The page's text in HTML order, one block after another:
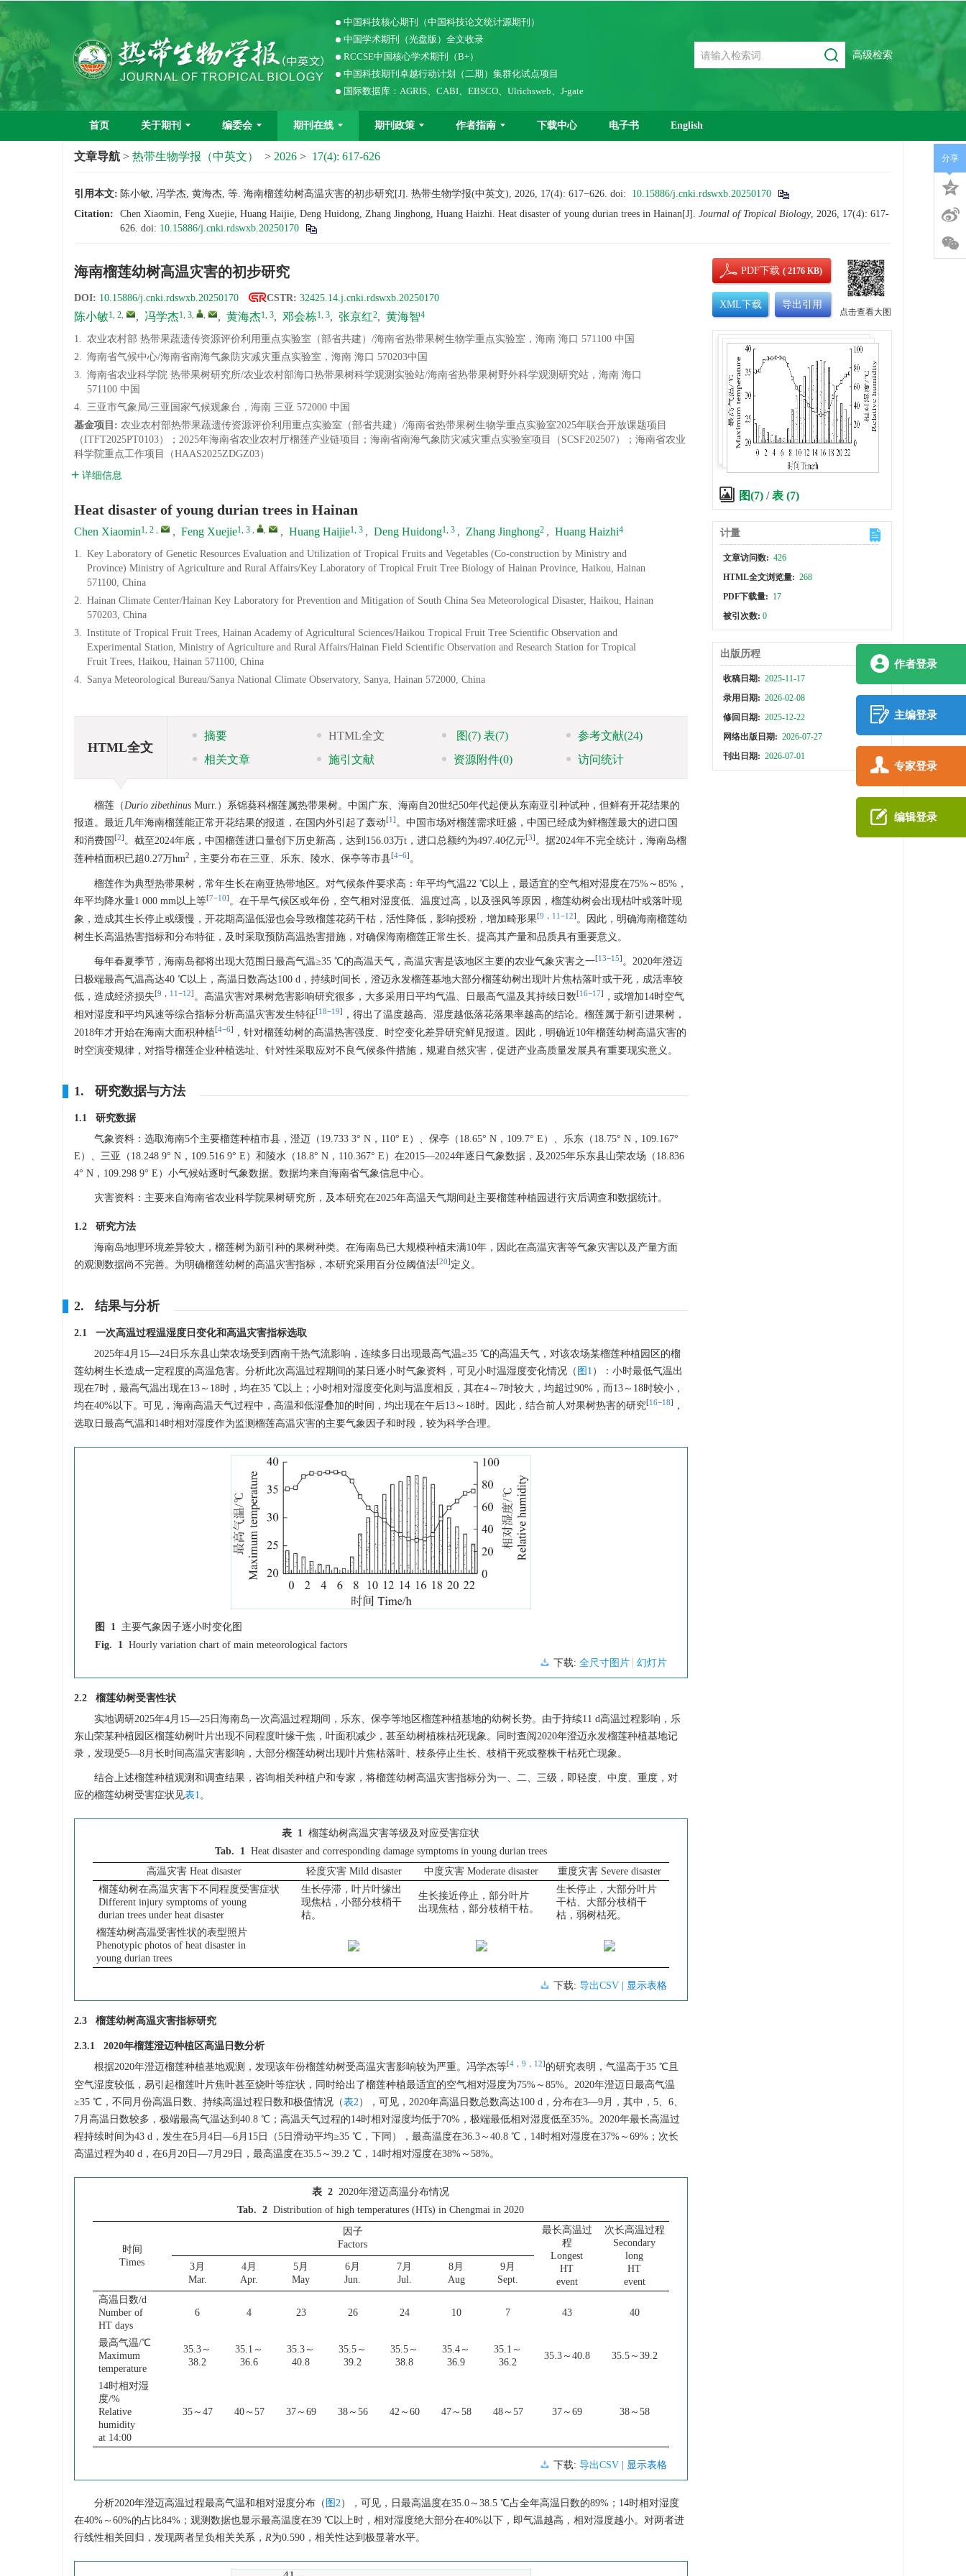
作者登录
主编登录
专家登录
编辑登录
中国科技核心期刊（中国科技论文统计源期刊）
中国学术期刊（光盘版）全文收录
RCCSE中国核心学术期刊（B+）
中国科技期刊卓越行动计划（二期）集群化试点项目
国际数据库：AGRIS、CABI、EBSCO、Ulrichsweb、J-gate
高级检索
首页 关于期刊 编委会 期刊在线 期刊政策 作者指南 下载中心 电子书 English
文章导航 > 热带生物学报（中英文） > 2026 > 17(4): 617-626
引用本文: 陈小敏, 冯学杰, 黄海杰, 等. 海南榴莲幼树高温灾害的初步研究[J]. 热带生物学报(中英文), 2026, 17(4): 617−626. doi: 10.15886/j.cnki.rdswxb.20250170
Citation:
Chen Xiaomin, Feng Xuejie, Huang Haijie, Deng Huidong, Zhang Jinghong, Huang Haizhi. Heat disaster of young durian trees in Hainan[J]. Journal of Tropical Biology, 2026, 17(4): 617-
626. doi: 10.15886/j.cnki.rdswxb.20250170
海南榴莲幼树高温灾害的初步研究
DOI: 10.15886/j.cnki.rdswxb.20250170 CSTR:32425.14.j.cnki.rdswxb.20250170
陈小敏1, 2, , 冯学杰1, 3, , , 黄海杰1, 3, 邓会栋1, 3, 张京红2, 黄海智4
1. 农业农村部 热带果蔬遗传资源评价利用重点实验室（部省共建）/海南省热带果树生物学重点实验室，海南 海口 571100 中国
2. 海南省气候中心/海南省南海气象防灾减灾重点实验室，海南 海口 570203中国
3. 海南省农业科学院 热带果树研究所/农业农村部海口热带果树科学观测实验站/海南省热带果树野外科学观测研究站，海南 海口
571100 中国
4. 三亚市气象局/三亚国家气候观象台，海南 三亚 572000 中国
基金项目: 农业农村部热带果蔬遗传资源评价利用重点实验室（部省共建）/海南省热带果树生物学重点实验室2025年联合开放课题项目
（ITFT2025PT0103）；2025年海南省农业农村厅榴莲产业链项目；海南省南海气象防灾减灾重点实验室项目（SCSF202507）；海南省农业
科学院重点工作项目（HAAS2025ZDGZ03）
详细信息
Heat disaster of young durian trees in Hainan
Chen Xiaomin1, 2 , , Feng Xuejie1, 3 , , , Huang Haijie1, 3 , Deng Huidong1, 3 , Zhang Jinghong2 , Huang Haizhi4
1. Key Laboratory of Genetic Resources Evaluation and Utilization of Tropical Fruits and Vegetables (Co-construction by Ministry and
Province) Ministry of Agriculture and Rural Affairs/Key Laboratory of Tropical Fruit Tree Biology of Hainan Province, Haikou, Hainan
571100, China
2. Hainan Climate Center/Hainan Key Laboratory for Prevention and Mitigation of South China Sea Meteorological Disaster, Haikou, Hainan
570203, China
3. Institute of Tropical Fruit Trees, Hainan Academy of Agricultural Sciences/Haikou Tropical Fruit Tree Scientific Observation and
Experimental Station, Ministry of Agriculture and Rural Affairs/Hainan Field Scientific Observation and Research Station for Tropical
Fruit Trees, Haikou, Hainan 571100, China
4. Sanya Meteorological Bureau/Sanya National Climate Observatory, Sanya, Hainan 572000, China
HTML全文
摘要 HTML全文 图(7)表(7) 参考文献(24)
相关文章
施引文献 资源附件(0) 访问统计
榴莲（Durio zibethinus Murr.）系锦葵科榴莲属热带果树。中国广东、海南自20世纪50年代起便从东南亚引种试种，但鲜有开花结果的
报道。最近几年海南榴莲能正常开花结果的报道，在国内外引起了轰动[1 ] 。中国市场对榴莲需求旺盛，中国已经成为鲜榴莲最大的进口国
和消费国 [2] 。截至2024年底，中国榴莲进口量创下历史新高，达到156.03万t，进口总额约为497.40亿元[3] 。据2024年不完全统计，海南岛榴
莲种植面积已超0.27万hm2 ，主要分布在三亚、乐东、陵水、保亭等市县[4−6] 。
榴莲作为典型热带果树，常年生长在南亚热带地区。对气候条件要求高：年平均气温22 ℃以上，最适宜的空气相对湿度在75%～85%，
年平均降水量1 000 mm以上等[7−10] 。在干旱气候区或年份，空气相对湿度低、温度过高，以及强风等原因，榴莲幼树会出现枯叶或落叶现
象，造成其生长停止或缓慢，开花期高温低湿也会导致榴莲花药干枯，活性降低，影响授粉，增加畸形果[9 ， 11 −12] 。因此，明确海南榴莲幼
树生长高温热害指标和分布特征，及时采取预防高温热害措施，对确保海南榴莲正常生长、提高其产量和品质具有重要意义。
每年春夏季节，海南岛都将出现大范围日最高气温≥35 ℃的高温天气，高温灾害是该地区主要的农业气象灾害之一[13−15] 。2020年澄迈
日极端最高气温高达40 ℃以上，高温日数高达100 d，持续时间长，澄迈永发榴莲基地大部分榴莲幼树出现叶片焦枯落叶或干死，成活率较
低，造成经济损失[9 ， 11 −12] 。高温灾害对果树危害影响研究很多，大多采用日平均气温、日最高气温及其持续日数[16−17]
，或增加14时空气
相对湿度和平均风速等综合指标分析高温灾害发生特征[18−19]
，得出了温度越高、湿度越低落花落果率越高的结论。榴莲属于新引进果树，
2018年才开始在海南大面积种植[4−6]
，针对榴莲幼树的高温热害强度、时空变化差异研究鲜见报道。因此，明确近10年榴莲幼树高温灾害的
时空演变规律，对指导榴莲企业种植选址、针对性采取应对不良气候条件措施，规避自然灾害，促进产业高质量发展具有重要现实意义。
1. 研究数据与方法
1.1 研究数据
气象资料：选取海南5个主要榴莲种植市县，澄迈（19.733 3° N，110° E）、保亭（18.65° N，109.7° E）、乐东（18.75° N，109.167°
E）、三亚（18.248 9° N，109.516 9° E）和陵水（18.8° N，110.367° E）在2015—2024年逐日气象数据，及2025年乐东县山荣农场（18.836
4° N，109.298 9° E）小气候站逐时气象数据。数据均来自海南省气象信息中心。
灾害资料：主要来自海南省农业科学院果树研究所，及本研究在2025年高温天气期间赴主要榴莲种植园进行灾后调查和数据统计。
1.2 研究方法
海南岛地理环境差异较大，榴莲树为新引种的果树种类。在海南岛已大规模种植未满10年，因此在高温灾害等气象灾害以及产量方面
的观测数据尚不完善。为明确榴莲幼树的高温灾害指标，本研究采用百分位阈值法[20] 定义。
2. 结果与分析
2.1 一次高温过程温湿度日变化和高温灾害指标选取
2025年4月15—24日乐东县山荣农场受到西南干热气流影响，连续多日出现最高气温≥35 ℃的高温天气，对该农场某榴莲种植园区的榴
莲幼树生长造成一定程度的高温危害。分析此次高温过程期间的某日逐小时气象资料，可见小时温湿度变化情况（ 图1 ）：小时最低气温出
现在7时，最高气温出现在13～18时，均在35 ℃以上；小时相对湿度变化则与温度相反，其在4～7时较大，均超过90%，而13～18时较小，
均在40%以下。可见，海南高温天气过程中，高温和低湿叠加的时间，均出现在午后13～18时。因此，结合前人对果树热害的研究[16−18]
，
选取日最高气温和14时相对湿度作为监测榴莲高温灾害的主要气象因子和时段，较为科学合理。
图 1
主要气象因子逐小时变化图
Fig. 1
Hourly variation chart of main meteorological factors
下载: 全尺寸图片 幻灯片
2.2 榴莲幼树受害性状
实地调研2025年4月15—25日海南岛一次高温过程期间，乐东、保亭等地区榴莲种植基地的幼树长势。由于持续11 d高温过程影响，乐
东山荣某种植园区榴莲幼树叶片出现不同程度叶缘干焦，叶面积减少，甚至幼树植株枯死现象。同时查阅2020年澄迈永发榴莲种植基地记
录，发现受5—8月长时间高温灾害影响，大部分榴莲幼树出现叶片焦枯落叶、枝条停止生长、枝梢干死或整株干枯死亡现象。
结合上述榴莲种植观测和调查结果，咨询相关种植户和专家，将榴莲幼树高温灾害指标分为一、二、三级，即轻度、中度、重度，对
应的榴莲幼树受害症状见表1 。
表 1
榴莲幼树高温灾害等级及对应受害症状
Tab. 1
Heat disaster and corresponding damage symptoms in young durian trees
高温灾害 Heat disaster
轻度灾害 Mild disaster 中度灾害 Moderate disaster
重度灾害 Severe disaster
榴莲幼树在高温灾害下不同程度受害症状
Different injury symptoms of young
durian trees under heat disaster
生长停滞，叶片叶缘出
现焦枯，小部分枝梢干
枯。
生长接近停止，部分叶片
出现焦枯，部分枝梢干枯。
生长停止，大部分叶片
干枯、大部分枝梢干
枯，弱树枯死。
榴莲幼树高温受害性状的表型照片
Phenotypic photos of heat disaster in
young durian trees
下载: 导出CSV | 显示表格
2.3 榴莲幼树高温灾害指标研究
2.3.1 2020年榴莲澄迈种植区高温日数分析
根据2020年澄迈榴莲种植基地观测，发现该年份榴莲幼树受高温灾害影响较为严重。冯学杰等[4 ， 9 ， 12] 的研究表明，气温高于35 ℃且
空气湿度较低，易引起榴莲叶片焦叶甚至烧叶等症状，同时给出了榴莲种植最适宜的空气相对湿度为75%～85%。2020年澄迈日最高气温
≥35 ℃，不同月份高温日数、持续高温过程日数和极值情况（表2 ），可见，2020年高温日数总数高达100 d，分布在3—9月，其中，5、6、
7月高温日数较多，极端最高气温达到40.8 ℃；高温天气过程的14时相对湿度均低于70%，极端最低相对湿度低至35%。2020年最长高温过
程持续时间为43 d，发生在5月4日—6月15日（5日滑动平均≥35 ℃，下同），最高温度在36.3～40.8 ℃，14时相对湿度在37%～69%；次长
高温过程为40 d，在6月20日—7月29日，最高温度在35.5～39.2 ℃，14时相对湿度在38%～58%。
表 2 2020年澄迈高温分布情况
Tab. 2 Distribution of high temperatures (HTs) in Chengmai in 2020
时间
Times
因子
Factors
最长高温过
程
Longest
HT
event
次长高温过程
Secondary
long
HT
event
3月
Mar.
4月
Apr.
5月
May
6月
Jun.
7月
Jul.
8月
Aug
9月
Sept.
高温日数/d
Number of
HT days
6 4 23 26 24 10 7 43 40
最高气温/℃
Maximum
temperature
35.3～
38.2
35.1～
36.6
35.3～
40.8
35.5～
39.2
35.5～
38.8
35.4～
36.9
35.1～
36.2
35.3～40.8 35.5～39.2
14时相对湿
度/%
Relative
humidity
at 14:00
35～47 40～57 37～69 38～56 42～60 47～58 48～57 37～69 38～58
下载: 导出CSV | 显示表格
分析2020年澄迈高温过程最高气温和相对湿度分布（ 图2 ），可见，日最高温度在35.0～38.5 ℃占全年高温日数的89%；14时相对湿度
在40%～60%的占比84%；观测数据也显示最高温度在39 ℃以上时，相对湿度绝大部分在40%以下，即气温越高，相对湿度越小。对两者进
行线性相关回归，发现两者呈负相关关系， R为0.590，相关性达到极显著水平。
PDF下载 ( 2176 KB)
XML下载 导出引用
点击查看大图
图(7)/表 (7)
计量
文章访问数: 426
HTML全文浏览量: 268
PDF下载量: 17
被引次数: 0
出版历程
收稿日期: 2025-11-17
录用日期: 2026-02-08
修回日期: 2025-12-22
网络出版日期: 2026-07-27
刊出日期: 2026-07-01
分享